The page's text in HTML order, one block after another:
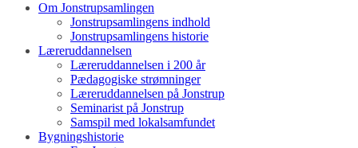
Om Jonstrupsamlingen
Jonstrupsamlingens indhold
Jonstrupsamlingens historie
Læreruddannelsen
Læreruddannelsen i 200 år
Pædagogiske strømninger
Læreruddannelsen på Jonstrup
Seminarist på Jonstrup
Samspil med lokalsamfundet
Bygningshistorie